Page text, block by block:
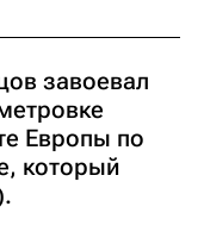
завоевал
Европы по
который